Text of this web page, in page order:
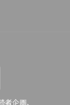
企画、